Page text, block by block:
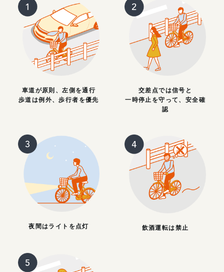
車道が原則、左側を通行
歩道は例外、歩行者を優先
交差点では信号と
一時停止を守って、安全確
認
夜間はライトを点灯 飲酒運転は禁止